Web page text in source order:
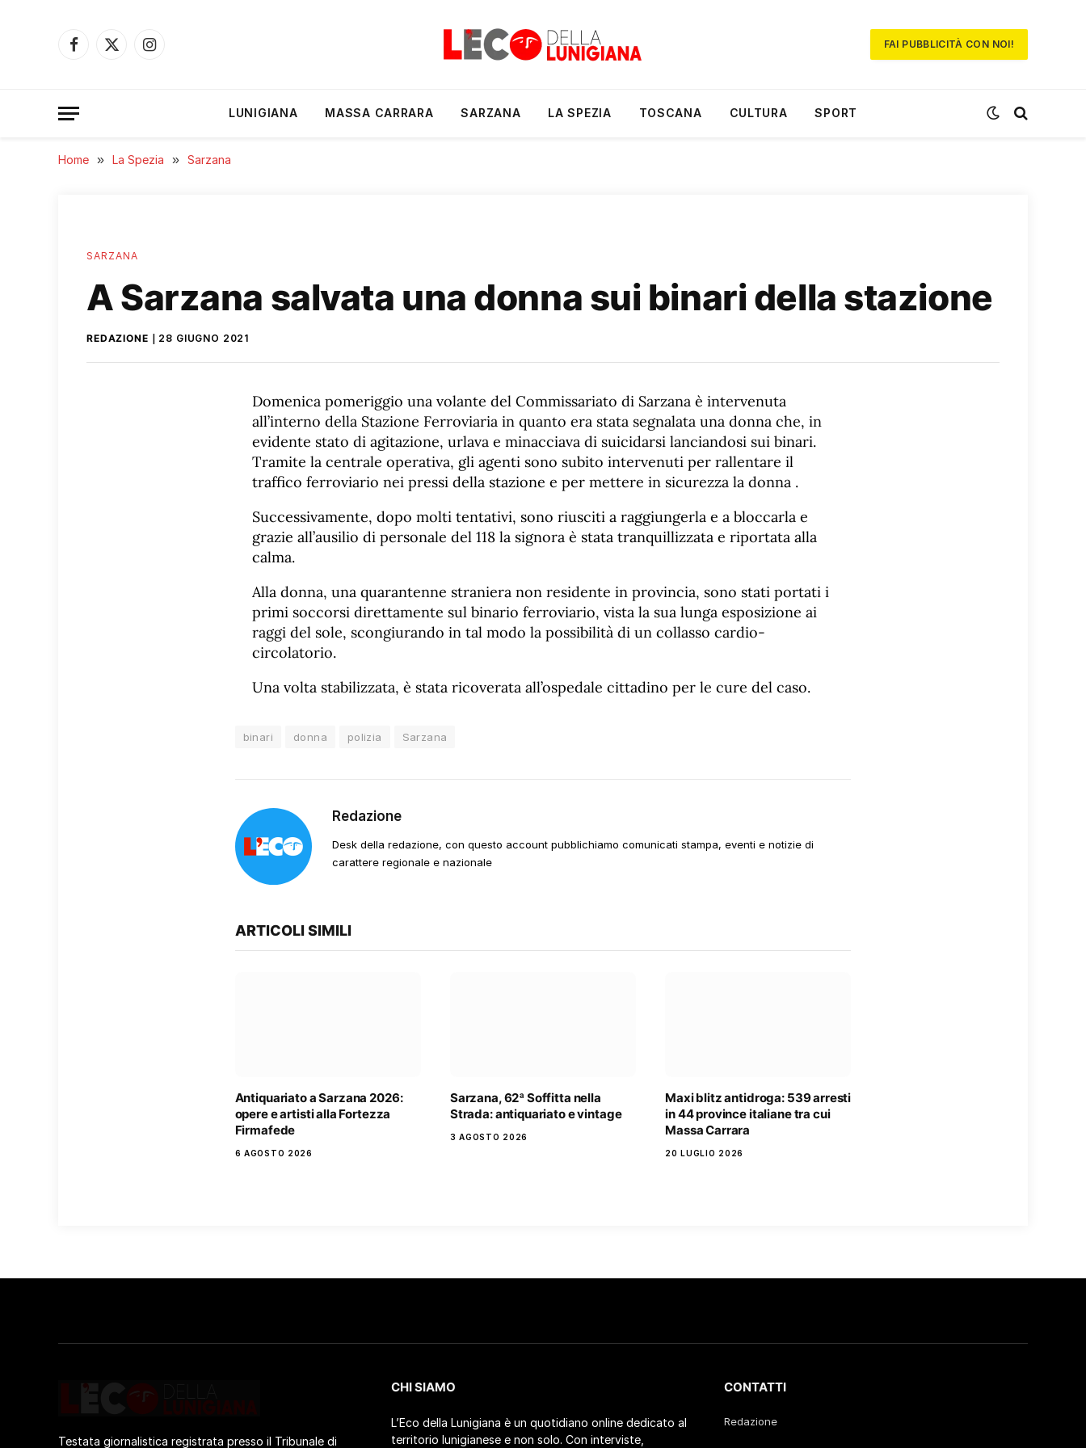
Facebook
X
Instagram
FAI PUBBLICITÀ CON NOI!
LUNIGIANA MASSA CARRARA SARZANA LA SPEZIA TOSCANA CULTURA SPORT
Home » La Spezia » Sarzana
SARZANA
A Sarzana salvata una donna sui binari della stazione
REDAZIONE 28 GIUGNO 2021
Domenica pomeriggio una volante del Commissariato di Sarzana è intervenuta
all’interno della Stazione Ferroviaria in quanto era stata segnalata una donna che, in
evidente stato di agitazione, urlava e minacciava di suicidarsi lanciandosi sui binari.
Tramite la centrale operativa, gli agenti sono subito intervenuti per rallentare il
traffico ferroviario nei pressi della stazione e per mettere in sicurezza la donna .
Successivamente, dopo molti tentativi, sono riusciti a raggiungerla e a bloccarla e
grazie all’ausilio di personale del 118 la signora è stata tranquillizzata e riportata alla
calma.
Alla donna, una quarantenne straniera non residente in provincia, sono stati portati i
primi soccorsi direttamente sul binario ferroviario, vista la sua lunga esposizione ai
raggi del sole, scongiurando in tal modo la possibilità di un collasso cardio-
circolatorio.
Una volta stabilizzata, è stata ricoverata all’ospedale cittadino per le cure del caso.
binari donna polizia Sarzana
Redazione
Desk della redazione, con questo account pubblichiamo comunicati stampa, eventi e notizie di
carattere regionale e nazionale
ARTICOLI SIMILI
Antiquariato a Sarzana 2026:
opere e artisti alla Fortezza
Firmafede
6 AGOSTO 2026
Sarzana, 62ª Soffitta nella
Strada: antiquariato e vintage
3 AGOSTO 2026
Maxi blitz antidroga: 539 arresti
in 44 province italiane tra cui
Massa Carrara
20 LUGLIO 2026
Testata giornalistica registrata presso il Tribunale di
CHI SIAMO
L’Eco della Lunigiana è un quotidiano online dedicato al
territorio lunigianese e non solo. Con interviste,
CONTATTI
Redazione